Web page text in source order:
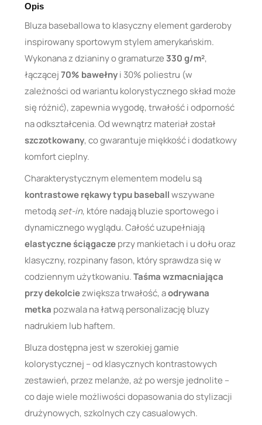
Opis
Bluza baseballowa to klasyczny element garderoby
inspirowany sportowym stylem amerykańskim.
Wykonana z dzianiny o gramaturze 330 g/m²,
łączącej70% bawełnyi 30% poliestru (w
zależności od wariantu kolorystycznego skład może
się różnić), zapewnia wygodę, trwałość i odporność
na odkształcenia. Od wewnątrz materiał został
szczotkowany, co gwarantuje miękkość i dodatkowy
komfort cieplny.
Charakterystycznym elementem modelu są
kontrastowe rękawy typu baseballwszywane
metodąset-in, które nadają bluzie sportowego i
dynamicznego wyglądu. Całość uzupełniają
elastyczne ściągaczeprzy mankietach i u dołu oraz
klasyczny, rozpinany fason, który sprawdza się w
codziennym użytkowaniu.Taśma wzmacniająca
przy dekolciezwiększa trwałość, aodrywana
metka pozwala na łatwą personalizację bluzy
nadrukiem lub haftem.
Bluza dostępna jest w szerokiej gamie
kolorystycznej – od klasycznych kontrastowych
zestawień, przez melanże, aż po wersje jednolite –
co daje wiele możliwości dopasowania do stylizacji
drużynowych, szkolnych czy casualowych.